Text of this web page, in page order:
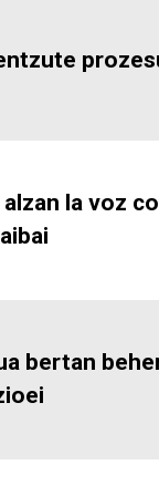
la voz
bertan